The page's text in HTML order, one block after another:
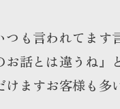
つも言われてます
お話とは違うね』
ますお客様も多